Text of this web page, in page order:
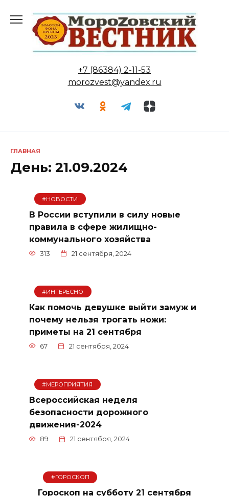
содержанию
+7 (86384) 2-11-53
morozvest@yandex.ru
ГЛАВНАЯ
День: 21.09.2024
#НОВОСТИ
В России вступили в силу новые
правила в сфере жилищно-
коммунального хозяйства
313 21 сентября, 2024
#ИНТЕРЕСНО
Как помочь девушке выйти замуж и
почему нельзя трогать ножи:
приметы на 21 сентября
67 21 сентября, 2024
#МЕРОПРИЯТИЯ
Всероссийская неделя
безопасности дорожного
движения-2024
89 21 сентября, 2024
#ГОРОСКОП
Гороскоп на субботу 21 сентября